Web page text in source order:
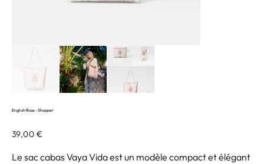
English Rose - Shopper
Prix
39,00 €
Le sac cabas Vaya Vida est un modèle compact et élégant